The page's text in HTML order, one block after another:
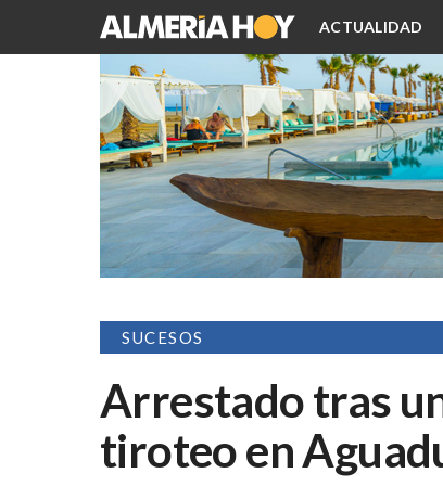
ACTUALIDAD
SUCESOS
Arrestado tras
tiroteo en